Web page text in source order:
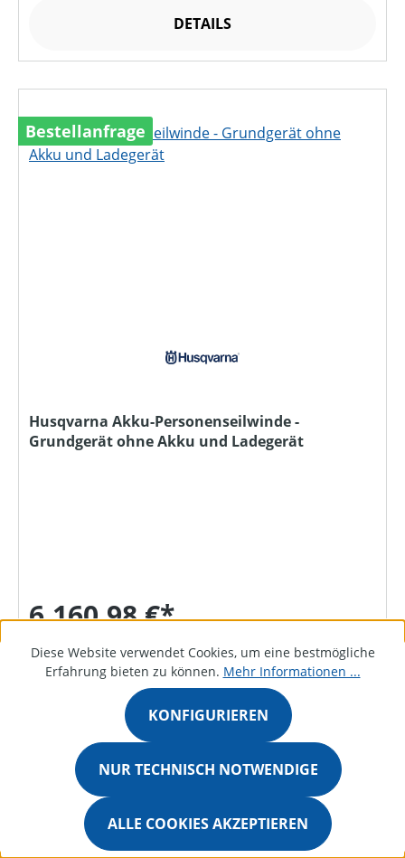
DETAILS
Bestellanfrage
Husqvarna Akku-Personenseilwinde -
Grundgerät ohne Akku und Ladegerät
6.160,98 €*
DETAILS
Bestellanfrage
Diese Website verwendet Cookies, um eine bestmögliche
Erfahrung bieten zu können. Mehr Informationen ...
NUR TECHNISCH NOTWENDIGE
KONFIGURIEREN
ALLE COOKIES AKZEPTIEREN